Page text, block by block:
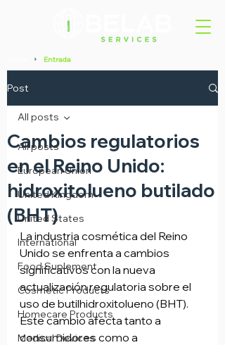
> Entrada
Post
All posts
European Union
United Kingdom
United States
International
Food Suplement
Cosmetic Products
Homecare Products
Medical Devices
All posts
Cambios regulatorios
en el Reino Unido:
hidroxitolueno butilado
(BHT)
La industria cosmética del Reino
Unido se enfrenta a cambios
significativos con la nueva
actualización regulatoria sobre el
uso de butilhidroxitolueno (BHT).
Este cambio afecta tanto a
consumidores como a